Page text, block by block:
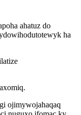
ahatuz do
ha
ojimywojahaqaq